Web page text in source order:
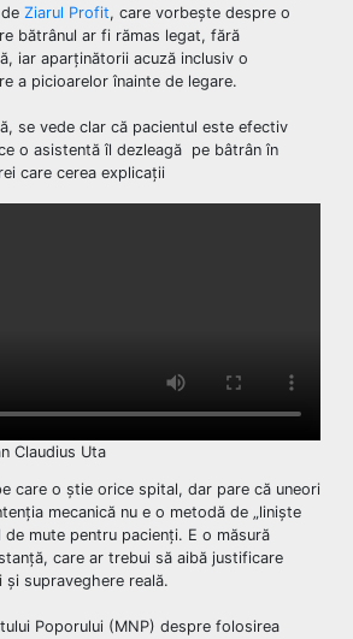
Ziarul Profit, care vorbește despre o
bătrânul ar fi rămas legat, fără
iar aparținătorii acuză inclusiv o
a picioarelor înainte de legare.
se vede clar că pacientul este efectiv
o asistentă îl dezleagă pe bâtrân în
care cerea explicații
Claudius Uta
care o știe orice spital, dar pare că uneori
mecanică nu e o metodă de „liniște
de mute pentru pacienți. E o măsură
care ar trebui să aibă justificare
și supraveghere reală.
Poporului (MNP) despre folosirea